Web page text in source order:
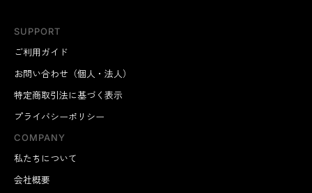
SUPPORT
ご利用ガイド
お問い合わせ（個人・法人）
特定商取引法に基づく表示
プライバシーポリシー
COMPANY
私たちについて
会社概要